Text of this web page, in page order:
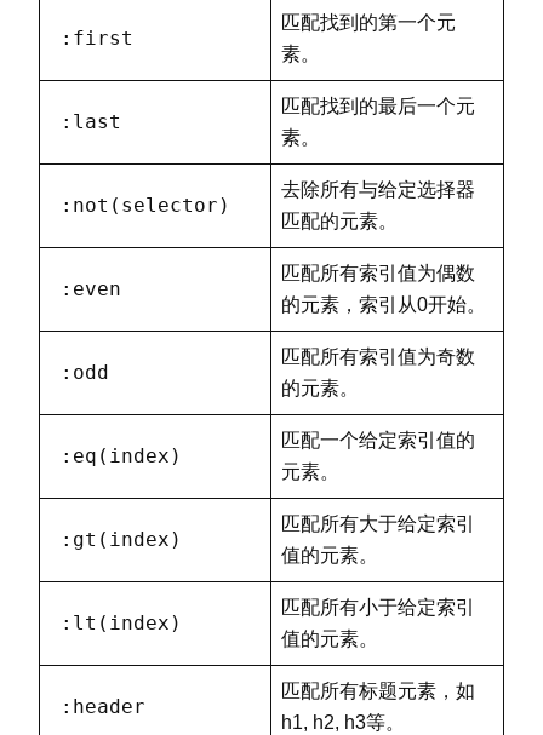
:first
匹配找到的第一个元
素。
:last
匹配找到的最后一个元
素。
:not(selector)
去除所有与给定选择器
匹配的元素。
:even
匹配所有索引值为偶数
的元素，索引从0开始。
:odd
匹配所有索引值为奇数
的元素。
:eq(index)
匹配一个给定索引值的
元素。
:gt(index)
匹配所有大于给定索引
值的元素。
:lt(index)
匹配所有小于给定索引
值的元素。
:header
匹配所有标题元素，如
h1, h2, h3等。